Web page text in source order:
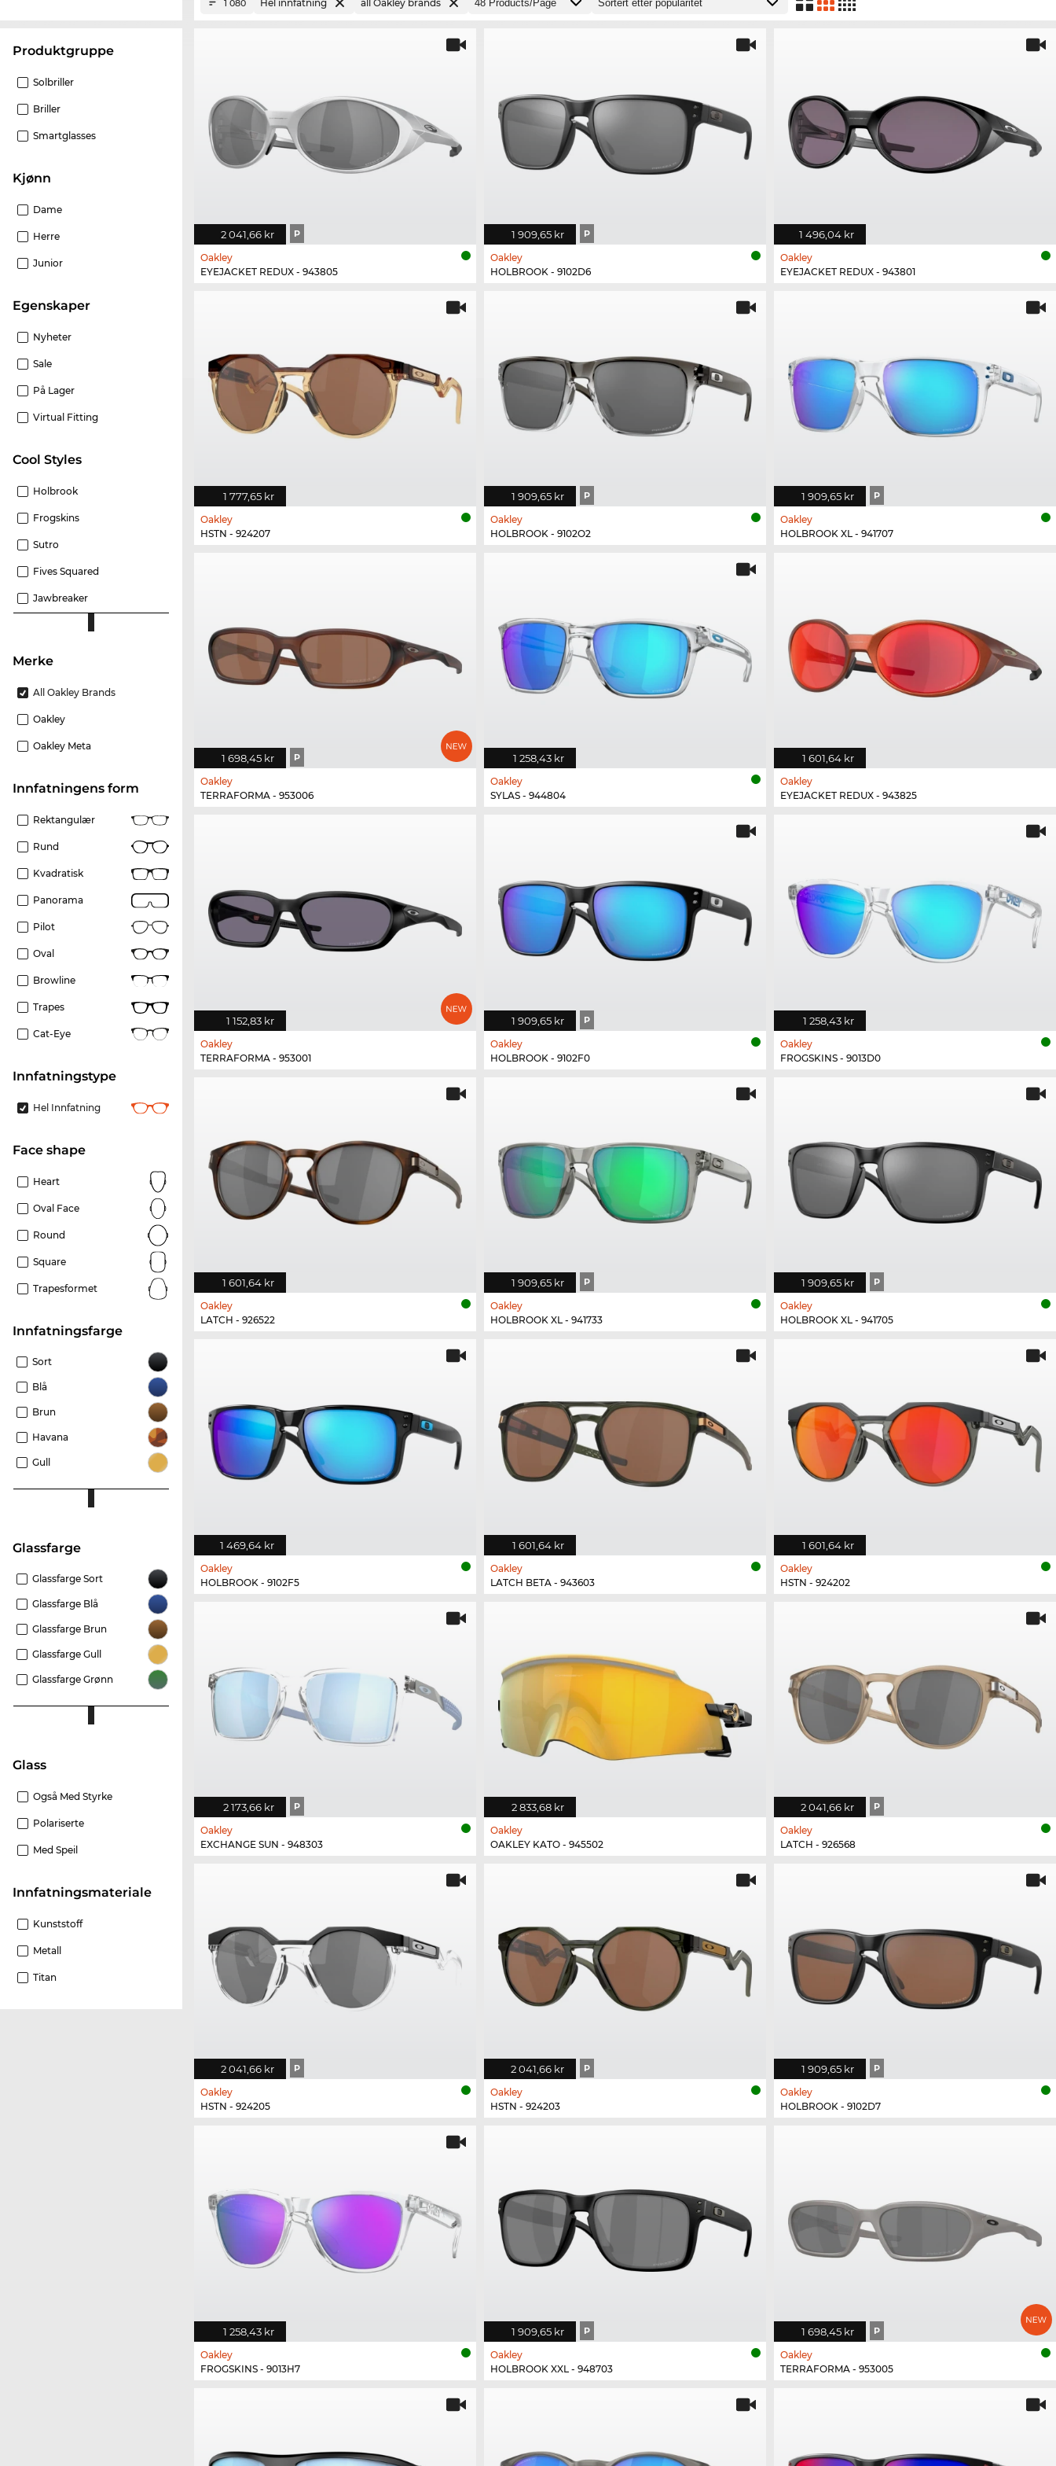
Produktgruppe
Solbriller
Briller
Smartglasses
Kjønn
Dame
Herre
Junior
Egenskaper
Nyheter
Sale
På Lager
Virtual Fitting
Cool Styles
Holbrook
Frogskins
Sutro
Fives Squared
Jawbreaker
merke
All Oakley Brands
Oakley
Oakley Meta
Innfatningens form
Rektangulær
Rund
Kvadratisk
Panorama
Pilot
Oval
Browline
Trapes
Cat-Eye
Innfatningstype
Hel Innfatning
Face shape
Heart
Oval Face
Round
Square
Trapesformet
Innfatningsfarge
Sort
Blå
Brun
Havana
Gull
Glassfarge
Glassfarge Sort
Glassfarge Blå
Glassfarge Brun
Glassfarge Gull
Glassfarge Grønn
glass
Også Med Styrke
Polariserte
Med Speil
innfatningsmateriale
Kunststoff
Metall
Titan
1 080 Hel innfatning all Oakley brands
2 041,66 kr P
Oakley
EYEJACKET REDUX - 943805
1 909,65 kr P
Oakley
HOLBROOK - 9102D6
1 496,04 kr
Oakley
EYEJACKET REDUX - 943801
1 777,65 kr
Oakley
HSTN - 924207
1 909,65 kr P
Oakley
HOLBROOK - 9102O2
1 909,65 kr P
Oakley
HOLBROOK XL - 941707
1 698,45 kr P
Oakley
TERRAFORMA - 953006
1 258,43 kr
Oakley
SYLAS - 944804
1 601,64 kr
Oakley
EYEJACKET REDUX - 943825
1 152,83 kr
Oakley
TERRAFORMA - 953001
1 909,65 kr P
Oakley
HOLBROOK - 9102F0
1 258,43 kr
Oakley
FROGSKINS - 9013D0
1 601,64 kr
Oakley
LATCH - 926522
1 909,65 kr P
Oakley
HOLBROOK XL - 941733
1 909,65 kr P
Oakley
HOLBROOK XL - 941705
1 469,64 kr
Oakley
HOLBROOK - 9102F5
1 601,64 kr
Oakley
LATCH BETA - 943603
1 601,64 kr
Oakley
HSTN - 924202
2 173,66 kr P
Oakley
EXCHANGE SUN - 948303
2 833,68 kr
Oakley
OAKLEY KATO - 945502
2 041,66 kr P
Oakley
LATCH - 926568
2 041,66 kr P
Oakley
HSTN - 924205
2 041,66 kr P
Oakley
HSTN - 924203
1 909,65 kr P
Oakley
HOLBROOK - 9102D7
1 258,43 kr
Oakley
FROGSKINS - 9013H7
1 909,65 kr P
Oakley
HOLBROOK XXL - 948703
1 698,45 kr P
Oakley
TERRAFORMA - 953005